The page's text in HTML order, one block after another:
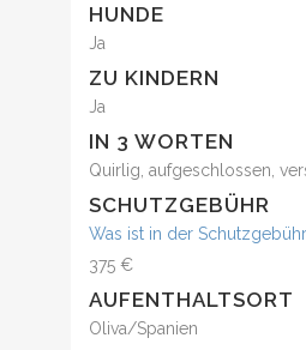
HUNDE
Ja
ZU KINDERN
Ja
IN 3 WORTEN
Quirlig, aufgeschlossen,
SCHUTZGEBÜHR
Was ist in der
375 €
AUFENTHALTSORT
Oliva/Spanien